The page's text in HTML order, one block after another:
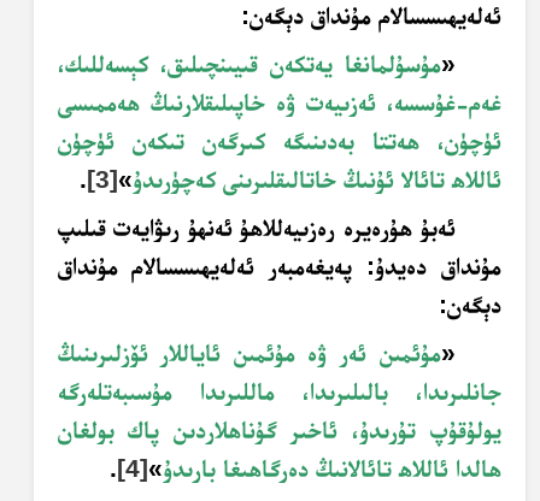
ئەلەيھىسسالام مۇنداق دېگەن:
«مۇسۇلمانغا يەتكەن قىيىنچىلىق، كېسەللىك،
غەم-غۇسسە، ئەزىيەت ۋە خاپىلىقلارنىڭ ھەممىسى
ئۈچۈن، ھەتتا بەدىنىگە كىرگەن تىكەن ئۈچۈن
ئاللاھ تائالا ئۇنىڭ خاتالىقلىرىنى كەچۈرىدۇ»
[3]
.
ئەبۇ ھۇرەيرە رەزىيەللاھۇ ئەنھۇ رىۋايەت قىلىپ
مۇنداق دەيدۇ: پەيغەمبەر ئەلەيھىسسالام مۇنداق
دېگەن:
«مۇئمىن ئەر ۋە مۇئمىن ئاياللار ئۆزلىرىنىڭ
جانلىرىدا، بالىلىرىدا، ماللىرىدا مۇسىبەتلەرگە
يولۇقۇپ تۇرىدۇ، ئاخىر گۇناھلاردىن پاك بولغان
ھالدا ئاللاھ تائالانىڭ دەرگاھىغا بارىدۇ»
[4]
.